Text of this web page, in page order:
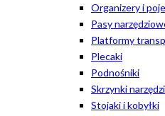
Organizery i
Pasy
Platformy
Plecaki
Podnośniki
Skrzynki
Stojaki i kobyłki